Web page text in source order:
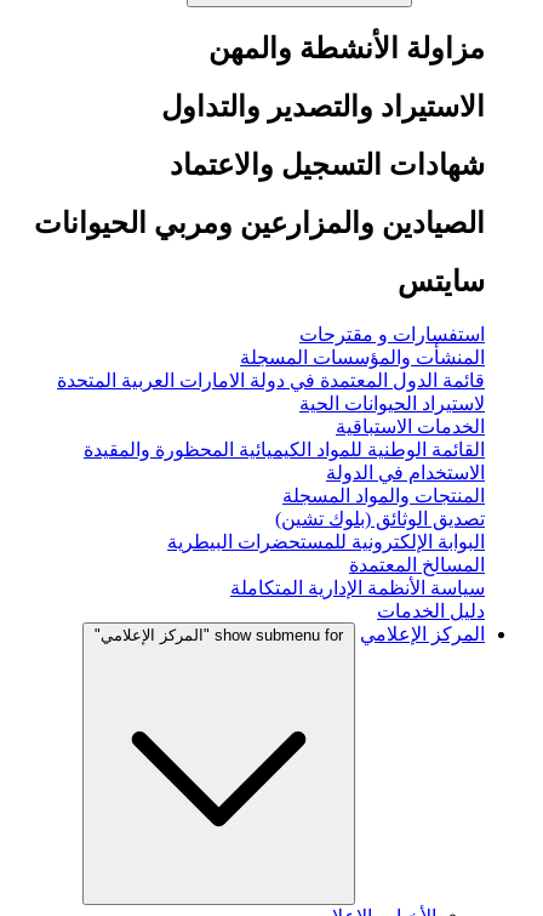
مزاولة الأنشطة والمهن
الاستيراد والتصدير والتداول
شهادات التسجيل والاعتماد
الصيادين والمزارعين ومربي الحيوانات
سايتس
استفسارات و مقترحات
المنشأت والمؤسسات المسجلة
قائمة الدول المعتمدة في دولة الامارات العربية المتحدة
لاستيراد الحيوانات الحية
الخدمات الاستباقية
القائمة الوطنية للمواد الكيميائية المحظورة والمقيدة
الاستخدام في الدولة
المنتجات والمواد المسجلة
تصديق الوثائق (بلوك تشين)
البوابة الإلكترونية للمستحضرات البيطرية
المسالخ المعتمدة
سياسة الأنظمة الإدارية المتكاملة
دليل الخدمات
المركز الإعلامي
show submenu for "المركز الإعلامي"